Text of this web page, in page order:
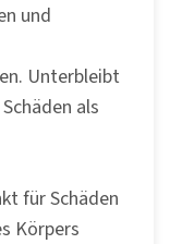
und
Unterbleibt
als
für Schäden
Körpers